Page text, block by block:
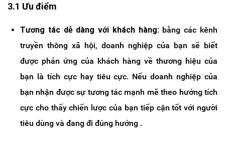
3.1 Ưu điểm
Tương tác dễ dàng với khách hàng: bằng các kênh
truyền thông xã hội, doanh nghiệp của bạn sẽ biết
được phản ứng của khách hàng về thương hiệu của
bạn là tích cực hay tiêu cực. Nếu doanh nghiệp của
bạn nhận được sự tương tác mạnh mẽ theo hướng tích
cực cho thấy chiến lược của bạn tiếp cận tốt với người
tiêu dùng và đang đi đúng hướng .